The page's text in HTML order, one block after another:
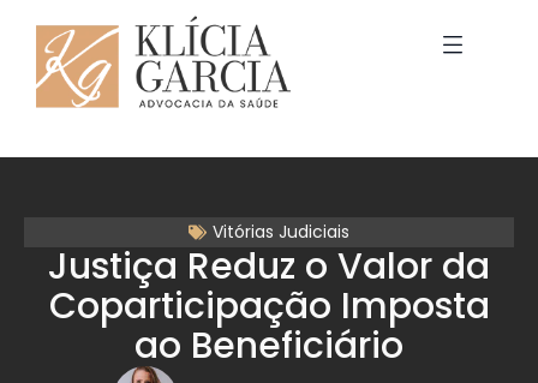
Vitórias Judiciais
Justiça Reduz o Valor da
Coparticipação Imposta
ao Beneficiário